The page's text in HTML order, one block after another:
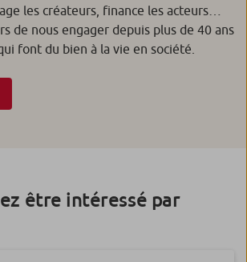
les créateurs, finance les acteurs…
de nous engager depuis plus de 40 ans
font du bien à la vie en société.
être intéressé par